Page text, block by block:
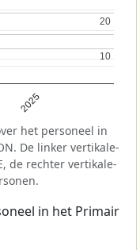
2025
10
10
20
20
het personeel in
De linker vertikale-
de rechter vertikale-
in het Primair